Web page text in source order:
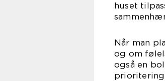
huset
Når man
og om
også en